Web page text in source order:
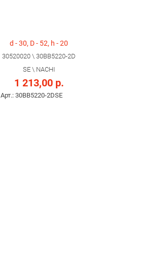
d - 30, D - 52, h - 20
30520020 \ 30BВ5220-2D
SЕ \ NACHI
1 213,00 р.
Арт.: 30BВ5220-2DSЕ